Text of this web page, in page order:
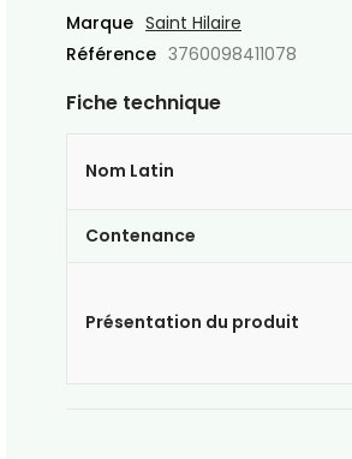
Marque Saint Hilaire
Référence 3760098411078
Fiche technique
Nom Latin
Contenance
Présentation du produit